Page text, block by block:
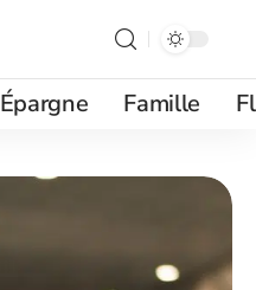
Épargne Famille